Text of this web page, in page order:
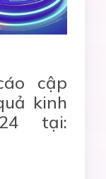
cập
kinh
tại: